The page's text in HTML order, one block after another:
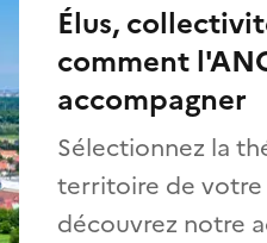
Élus,
comment
accompagner
Sélectionnez la
territoire de
découvrez notre